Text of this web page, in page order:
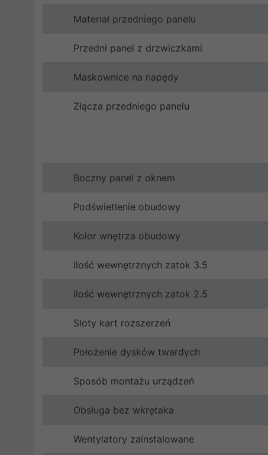
Materiał przedniego panelu
Przedni panel z drzwiczkami
Maskownice na napędy
Złącza przedniego panelu
Boczny panel z oknem
Podświetlenie obudowy
Kolor wnętrza obudowy
Ilość wewnętrznych zatok 3.5
Ilość wewnętrznych zatok 2.5
Sloty kart rozszerzeń
Położenie dysków twardych
Sposób montażu urządzeń
Obsługa bez wkrętaka
Wentylatory zainstalowane